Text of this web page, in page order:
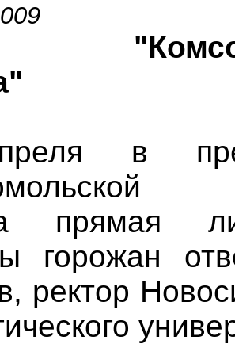
в
прямая
горожан
ректор